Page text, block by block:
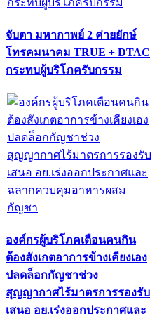
จับตา มหากาพย์ 2 ค่ายยักษ์
โทรคมนาคม TRUE + DTAC
กระทบผู้บริโภครับกรรม
องค์กรผู้บริโภคเตือนคนกิน
ต้องสังเกตอาการข้างเคียงเอง
ปลดล็อกกัญชาช่วง
สุญญากาศไร้มาตรการรองรับ
เสนอ อย.เร่งออกประกาศและ